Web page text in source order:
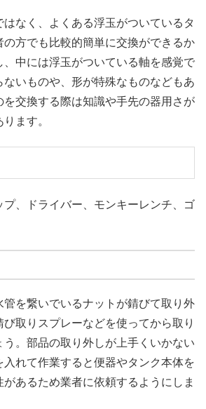
なく、よくある浮玉がついているタ
の方でも比較的簡単に交換ができるか
、中には浮玉がついている軸を感覚で
いものや、形が特殊なものなどもあ
を交換する際は知識や手先の器用さが
ます。
プ、ドライバー、モンキーレンチ、ゴ
管を繋いでいるナットが錆びて取り外
び取りスプレーなどを使ってから取り
。部品の取り外しが上手くいかない
入れて作業すると便器やタンク本体を
あるため業者に依頼するようにしま